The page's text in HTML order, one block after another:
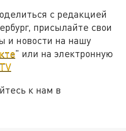
с редакцией
присылайте свои
и новости на нашу
" или на электронную
к нам в